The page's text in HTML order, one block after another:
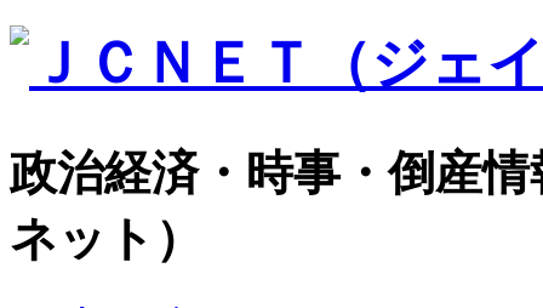
政治経済・時事・倒産
ネット）